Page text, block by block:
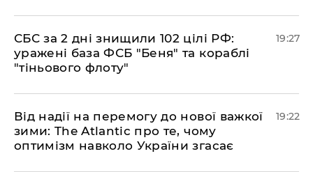
​СБС за 2 дні знищили 102 цілі РФ:
уражені база ФСБ "Беня" та кораблі
"тіньового флоту"
19:27
​Від надії на перемогу до нової важкої
зими: The Atlantic про те, чому
оптимізм навколо України згасає
19:22